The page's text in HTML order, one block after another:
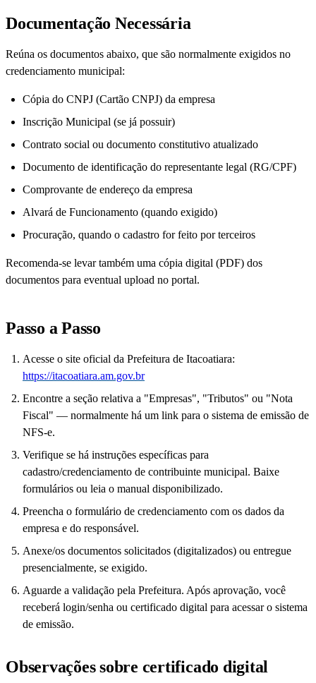
Documentação Necessária
Reúna os documentos abaixo, que são normalmente exigidos no
credenciamento municipal:
Cópia do CNPJ (Cartão CNPJ) da empresa
Inscrição Municipal (se já possuir)
Contrato social ou documento constitutivo atualizado
Documento de identificação do representante legal (RG/CPF)
Comprovante de endereço da empresa
Alvará de Funcionamento (quando exigido)
Procuração, quando o cadastro for feito por terceiros
Recomenda-se levar também uma cópia digital (PDF) dos
documentos para eventual upload no portal.
Passo a Passo
Acesse o site oficial da Prefeitura de Itacoatiara:
https://itacoatiara.am.gov.br
Encontre a seção relativa a "Empresas", "Tributos" ou "Nota
Fiscal" — normalmente há um link para o sistema de emissão de
NFS-e.
Verifique se há instruções específicas para
cadastro/credenciamento de contribuinte municipal. Baixe
formulários ou leia o manual disponibilizado.
Preencha o formulário de credenciamento com os dados da
empresa e do responsável.
Anexe/os documentos solicitados (digitalizados) ou entregue
presencialmente, se exigido.
Aguarde a validação pela Prefeitura. Após aprovação, você
receberá login/senha ou certificado digital para acessar o sistema
de emissão.
Observações sobre certificado digital